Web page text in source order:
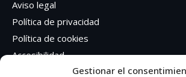
Gestionar el
Aviso legal
Política de privacidad
Política de cookies
Accesibilidad